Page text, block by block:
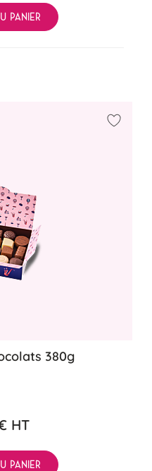
PANIER
380g
HT
PANIER